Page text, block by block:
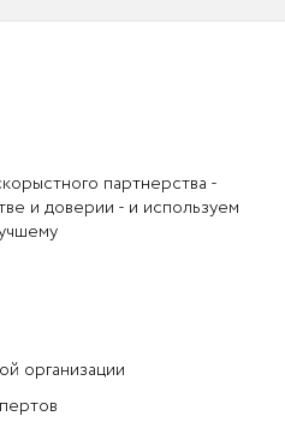
партнерства -
и доверии - и используем
организации